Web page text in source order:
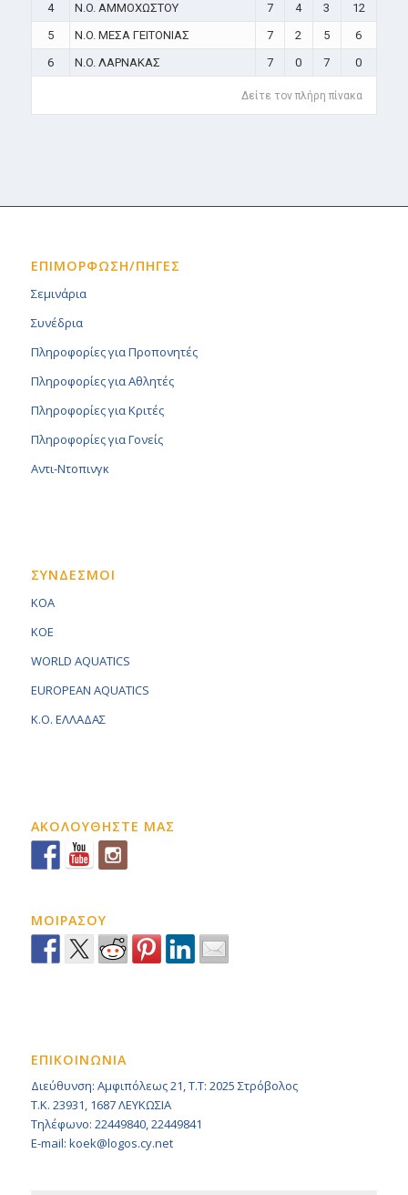
4
N.O. ΑΜΜΟΧΩΣΤΟΥ 7 4 3
12
5
N.O. ΜΕΣΑ ΓΕΙΤΟΝΙΑΣ 7 2 5
6
6
N.O. ΛΑΡΝΑΚΑΣ 7 0 7 0
Δείτε τον πλήρη πίνακα
ΕΠΙΜΟΡΦΩΣΗ/ΠΗΓΕΣ
Σεμινάρια
Συνέδρια
Πληροφορίες για Προπονητές
Πληροφορίες για Αθλητές
Πληροφορίες για Κριτές
Πληροφορίες για Γονείς
Αντι-Ντοπινγκ
ΣΥΝΔΕΣΜΟΙ
KOA
KOE
WORLD AQUATICS
EUROPEAN AQUATICS
K.O. ΕΛΛΑΔΑΣ
ΑΚΟΛΟΥΘΗΣΤΕ ΜΑΣ
ΜΟΙΡΑΣΟΥ
ΕΠΙΚΟΙΝΩΝΙΑ
Διεύθυνση: Αμφιπόλεως 21, Τ.Τ: 2025 Στρόβολος
Τ.Κ. 23931, 1687 ΛΕΥΚΩΣΙΑ
Τηλέφωνο: 22449840, 22449841
E-mail: koek@logos.cy.net